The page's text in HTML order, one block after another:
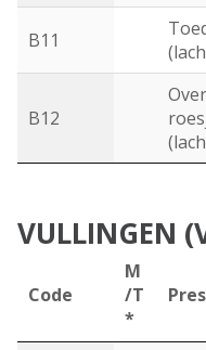
B11
B12
VULLINGEN
Code
M
/T
*